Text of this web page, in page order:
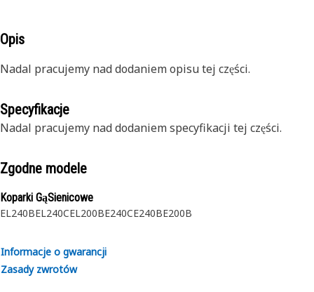
Opis
Nadal pracujemy nad dodaniem opisu tej części.
Specyfikacje
Nadal pracujemy nad dodaniem specyfikacji tej części.
Zgodne modele
Koparki GąSienicowe
EL240BEL240CEL200BE240CE240BE200B
Informacje o gwarancji
Zasady zwrotów